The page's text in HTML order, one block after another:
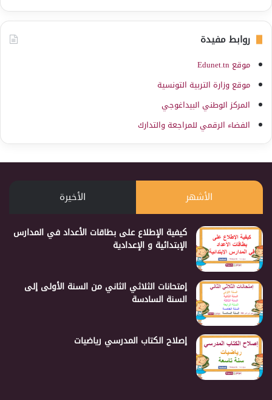
روابط مفيدة
موقع Edunet.tn
موقع وزارة التربية التونسية
المركز الوطني البيداغوجي
الفضاء الرقمي للمراجعة والتدارك
الأشهر الأخيرة
كيفية الإطلاع على بطاقات الأعداد في المدارس
الإبتدائية و الإعدادية
إمتحانات الثلاثي الثاني من السنة الأولى إلى
السنة السادسة
إصلاح الكتاب المدرسي رياضيات